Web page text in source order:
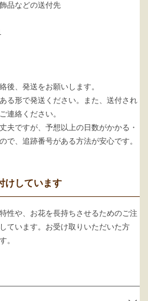
品などの送付先
、発送をお願いします。
形で発送ください。また、送付され
連絡ください。
夫ですが、予想以上の日数がかかる・
で、追跡番号がある方法が安心です。
けしています
性や、お花を長持ちさせるためのご注
ています。お受け取りいただいた方
。